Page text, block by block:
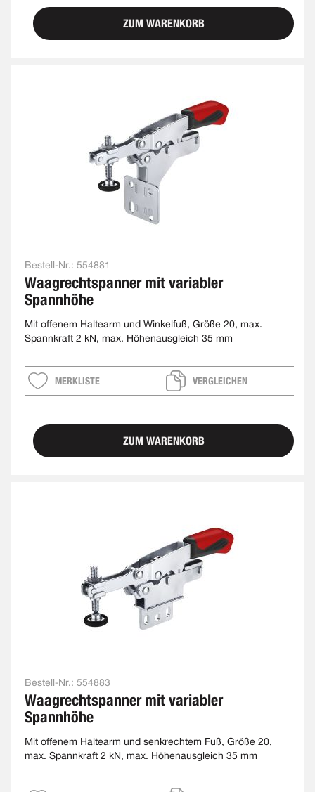
ZUM WARENKORB
Bestell-Nr.: 554881
Waagrechtspanner mit variabler
Spannhöhe
Mit offenem Haltearm und Winkelfuß, Größe 20, max.
Spannkraft 2 kN, max. Höhenausgleich 35 mm
MERKLISTE VERGLEICHEN
ZUM WARENKORB
Bestell-Nr.: 554883
Waagrechtspanner mit variabler
Spannhöhe
Mit offenem Haltearm und senkrechtem Fuß, Größe 20,
max. Spannkraft 2 kN, max. Höhenausgleich 35 mm